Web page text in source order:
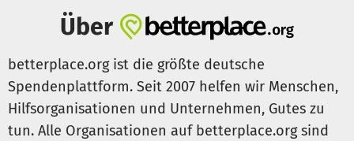
gestellten finanziellen Mittel unmittelbar in
„Sachinvestitionen“ für die einzelnen Gruppen
umgewandelt wurden. Da diese Dinge jedoch nicht der
Schule gehören und auch keiner Einzelperson unmittelbar
zuzuordnen sind, zahlt keine Versicherung dafür!
Aktuell sind die Kinder der betroffenen Klassen von
Über
betterplace.org ist die größte deutsche
Spendenplattform. Seit 2007 helfen wir Menschen,
Hilfsorganisationen und Unternehmen, Gutes zu
tun. Alle Organisationen auf betterplace.org sind